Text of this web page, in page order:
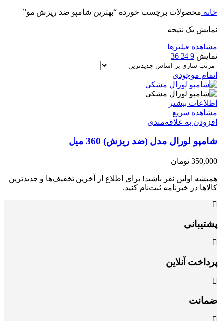
خانه محصولات برچسب خورده “بهترین شامپو ضد ریزش مو”
نمایش یک نتیجه
مشاهده فیلترها
نمایش 9
24
36
اتمام موجودی
اطلاعات بیشتر
مشاهده سریع
افزودن به علاقه‌مندی
شامپو لورال مدل (ضد ریزش) 360 میل
350,000 تومان
همیشه اولین نفر باشید! برای اطلاع از آخرین تخفیف‌ها و جدیدترین
کالاها در خبرنامه ثبت‌نام کنید.
پشتیبانی
پرداخت آنلاین
ضمانت